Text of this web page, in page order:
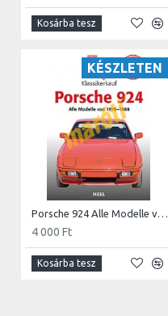
Kosárba tesz
KÉSZLETEN
Porsche 924 Alle Modelle von 1976-1988
4 000 Ft
Kosárba tesz